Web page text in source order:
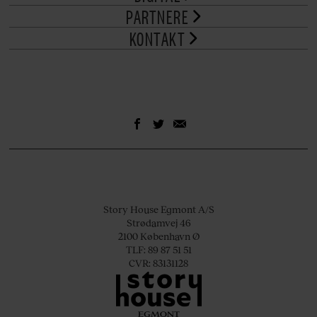
PARTNERE
KONTAKT
Story House Egmont A/S
Strødamvej 46
2100 København Ø
TLF: 89 87 51 51
CVR: 83131128